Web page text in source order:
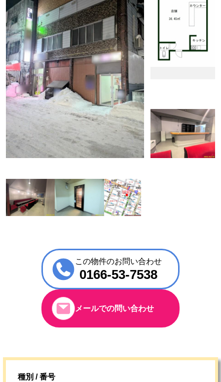
この物件のお問い合わせ
0166-53-7538
メールでの問い合わせ
種別 / 番号